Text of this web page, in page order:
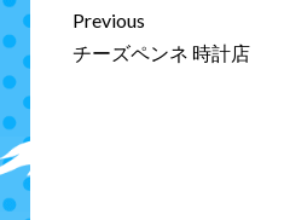
Continue
Reading
Previous
チーズペンネ 時計店